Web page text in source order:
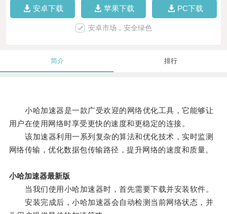
安卓下载 苹果下载 PC下载
安卓市场，安全绿色
简介 排行
小哈加速器是一款广受欢迎的网络优化工具，它能够让
用户在使用网络时享受更快的速度和更稳定的连接。
该加速器利用一系列复杂的算法和优化技术，实时监测
网络传输，优化数据包传输路径，提升网络的速度和质量。
小哈加速器最新版
当我们使用小哈加速器时，首先需要下载并安装软件。
安装完成后，小哈加速器会自动检测当前网络状态，并